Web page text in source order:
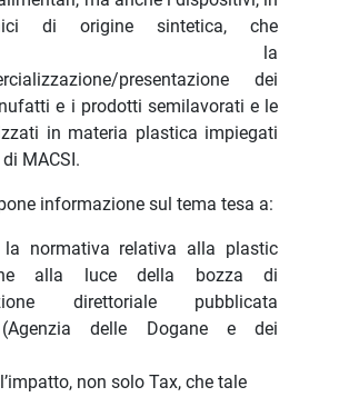
di origine sintetica, che
la
presentazione dei
e i prodotti semilavorati e le
in materia plastica impiegati
MACSI.
informazione sul tema tesa a:
la normativa relativa alla plastic
alla luce della bozza di
direttoriale pubblicata
(Agenzia delle Dogane e dei
non solo Tax, che tale